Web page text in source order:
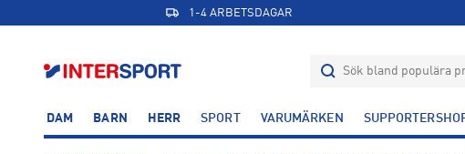
1-4 ARBETSDAGAR
DAM BARN HERR SPORT VARUMÄRKEN